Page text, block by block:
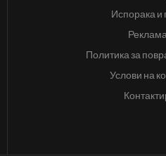
Испорака и
Политика за
Услови на